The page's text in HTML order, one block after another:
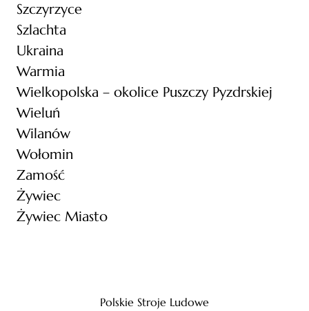
Szczyrzyce
Szlachta
Ukraina
Warmia
Wielkopolska – okolice Puszczy Pyzdrskiej
Wieluń
Wilanów
Wołomin
Zamość
Żywiec
Żywiec Miasto
Polskie Stroje Ludowe